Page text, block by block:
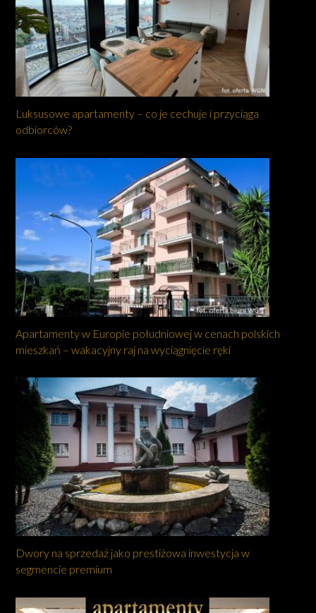
Luksusowe apartamenty – co je cechuje i przyciąga
odbiorców?
Apartamenty w Europie południowej w cenach polskich
mieszkań – wakacyjny raj na wyciągnięcie ręki
Dwory na sprzedaż jako prestiżowa inwestycja w
segmencie premium